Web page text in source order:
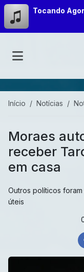
Tocando
Início Notícias
Moraes
receber
em casa
Outros políticos
úteis